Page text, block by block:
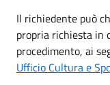
Il richiedente può
propria richiesta in
procedimento, ai
Ufficio Cultura e